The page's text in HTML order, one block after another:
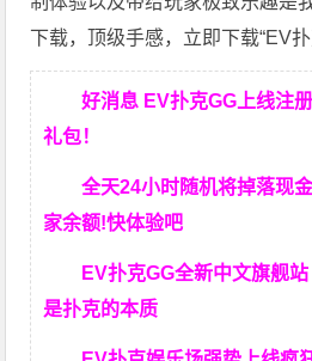
下载，顶级手感，立即下载“EV扑
好消息 EV扑克GG上线注
礼包！
全天24小时随机将掉落现
家余额!快体验吧
EV扑克GG全新中文旗舰站
是扑克的本质